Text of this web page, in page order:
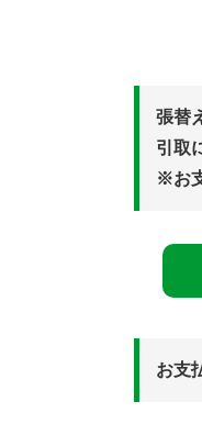
張替
引取
※お
お支